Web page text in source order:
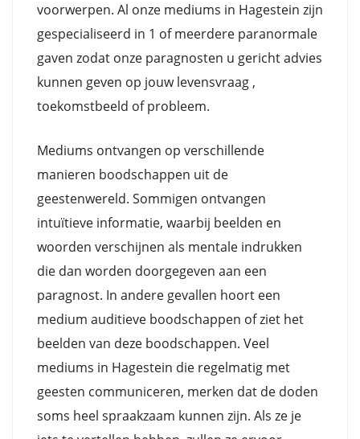
voorwerpen. Al onze mediums in Hagestein zijn
gespecialiseerd in 1 of meerdere paranormale
gaven zodat onze paragnosten u gericht advies
kunnen geven op jouw levensvraag ,
toekomstbeeld of probleem.
Mediums ontvangen op verschillende
manieren boodschappen uit de
geestenwereld. Sommigen ontvangen
intuïtieve informatie, waarbij beelden en
woorden verschijnen als mentale indrukken
die dan worden doorgegeven aan een
paragnost. In andere gevallen hoort een
medium auditieve boodschappen of ziet het
beelden van deze boodschappen. Veel
mediums in Hagestein die regelmatig met
geesten communiceren, merken dat de doden
soms heel spraakzaam kunnen zijn. Als ze je